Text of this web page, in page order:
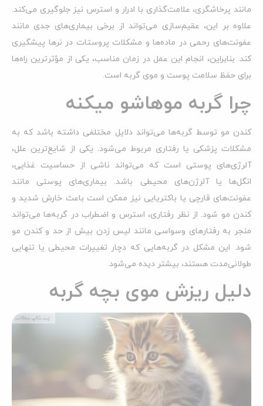
مانند پرخاشگری، علامت‌گذاری با ادرار و استرس نیز جلوگیری می‌کند.
علاوه بر این، عقیم‌سازی می‌تواند از برخی بیماری‌های جدی مانند
عفونت‌های رحمی در ماده‌ها و مشکلات پروستات در نرها پیشگیری
کند. بنابراین، انجام این عمل در زمان مناسب، یکی از مؤثرترین راه‌ها
برای حفظ سلامت پوست و موی گربه است.
چرا گربه موهاشو میکنه
کندن مو توسط گربه‌ها می‌تواند دلایل مختلفی داشته باشد که به
مشکلات پزشکی یا رفتاری مربوط می‌شود. یکی از شایع‌ترین علل،
آلرژی‌های پوستی است که می‌تواند ناشی از حساسیت غذایی،
انگل‌ها یا آلرژن‌های محیطی باشد. بیماری‌های پوستی مانند
عفونت‌های قارچی یا باکتریایی نیز ممکن است باعث خارش شدید و
کندن مو شود. از نظر رفتاری، استرس و اضطراب در گربه‌ها می‌تواند
منجر به رفتارهای وسواسی مانند لیس زدن بیش از حد و کندن مو
شود. این مشکل در گربه‌هایی که دچار تغییرات محیطی یا تنهایی
طولانی‌مدت هستند، بیشتر دیده می‌شود.
دلیل ریزش موی بچه گربه